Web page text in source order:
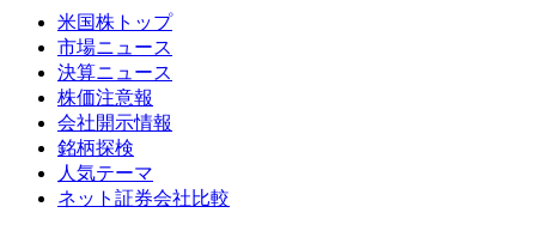
米国株トップ
市場ニュース
決算ニュース
株価注意報
会社開示情報
銘柄探検
人気テーマ
ネット証券会社比較